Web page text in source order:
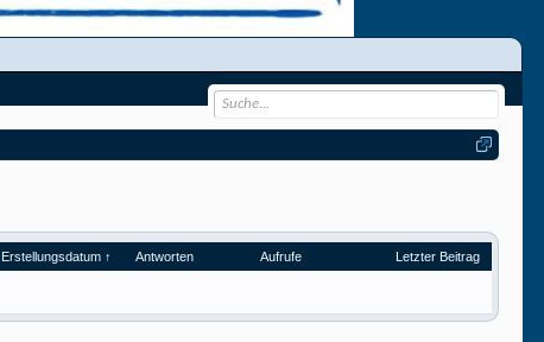
Erstellungsdatum ↑ Antworten Aufrufe Letzter Beitrag